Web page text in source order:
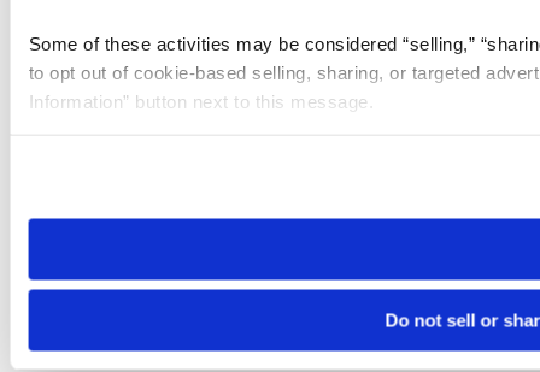
Some of these activities may be considered “selling,”
to opt out of cookie-based selling, sharing, or targeted
Information” button next to this message.
need to be set again.
Do not sell or